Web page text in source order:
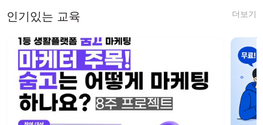
더보기
인기있는 교육